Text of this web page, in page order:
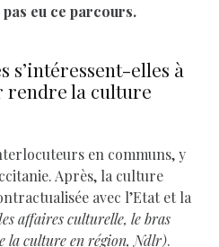
eu ce parcours.
s’intéressent-elles à
rendre la culture
en communs, y
Après, la culture
avec l’Etat et la
affaires culturelle, le bras
la culture en région, Ndlr).